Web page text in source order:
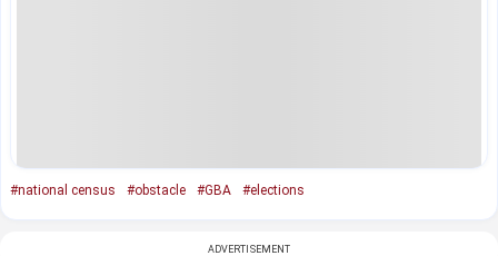
#national census #obstacle #GBA #elections
ADVERTISEMENT